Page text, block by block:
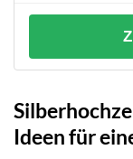
Ideen für